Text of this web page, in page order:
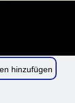
hinzufügen